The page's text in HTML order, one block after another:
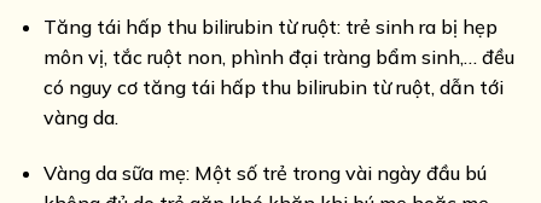
Tăng tái hấp thu bilirubin từ ruột: trẻ sinh ra bị hẹp
môn vị, tắc ruột non, phình đại tràng bẩm sinh,… đều
có nguy cơ tăng tái hấp thu bilirubin từ ruột, dẫn tới
vàng da.
Vàng da sữa mẹ: Một số trẻ trong vài ngày đầu bú